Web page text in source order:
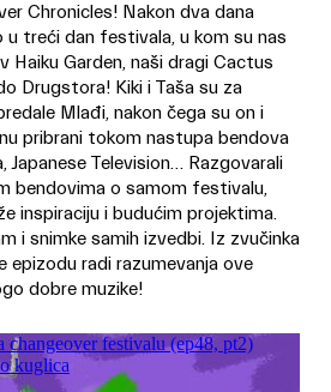
Chronicles! Nakon dva dana
u treći dan festivala, u kom su nas
Haiku Garden, naši dragi Cactus
Drugstora! Kiki i Taša su za
Mlađi, nakon čega su on i
pribrani tokom nastupa bendova
Japanese Television… Razgovarali
bendovima o samom festivalu,
inspiraciju i budućim projektima.
i snimke samih izvedbi. Iz zvučinka
epizodu radi razumevanja ove
dobre muzike!